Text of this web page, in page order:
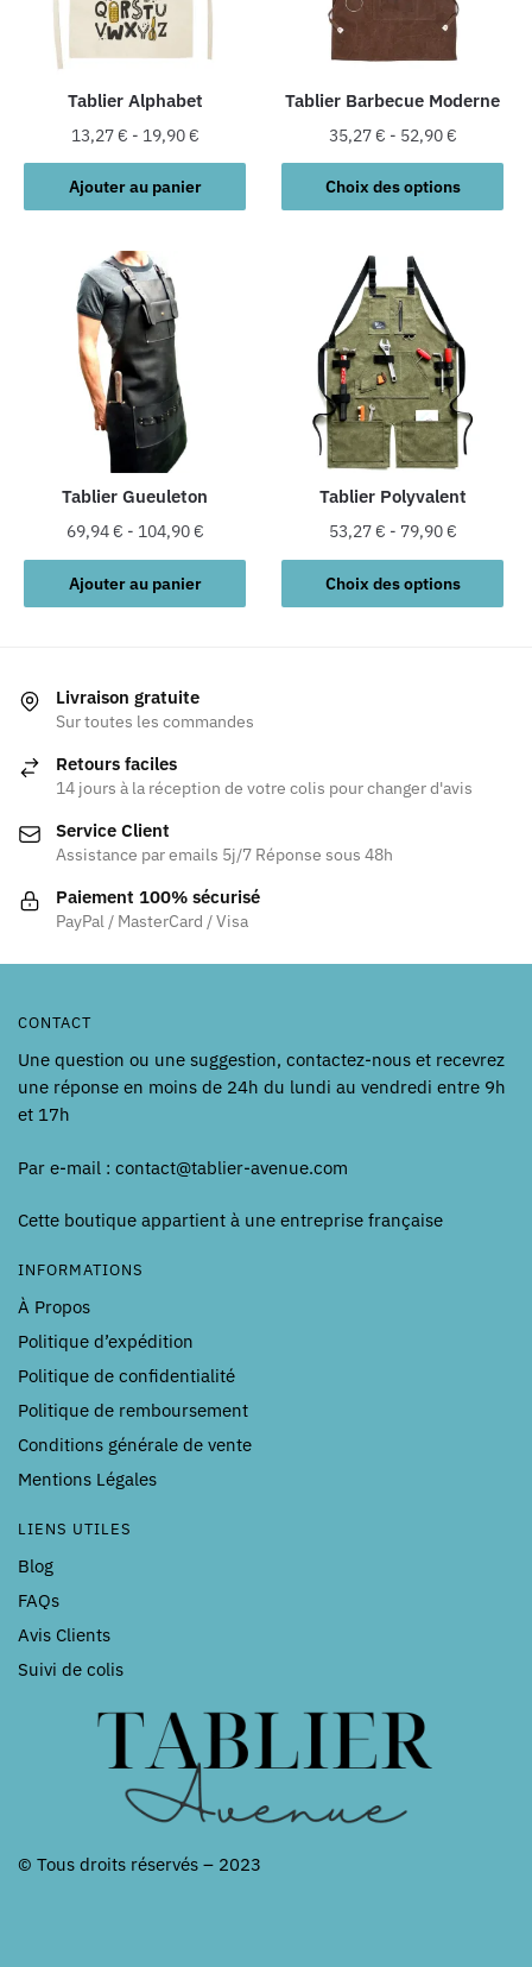
Tablier Alphabet
13,27€ - 19,90€
Ajouter au panier
Tablier Barbecue Moderne
35,27€ - 52,90€
Choix des options
Ce
produit
plusieurs
variations.
Les
options
peuvent
être
choisies
sur
la
page
produit
Tablier Gueuleton
69,94€ - 104,90€
Ajouter au panier
Tablier Polyvalent
53,27€ - 79,90€
Choix des options
Ce
produit
être
sur
Livraison gratuite
Sur toutes les commandes
Retours faciles
14 jours à la réception de votre colis pour changer d'avis
Service Client
Assistance par emails 5j/7 Réponse sous 48h
Paiement 100% sécurisé
PayPal / MasterCard / Visa
CONTACT
Une question ou une suggestion, contactez-nous et recevrez
une réponse en moins de 24h du lundi au vendredi entre 9h
et 17h
Par e-mail : contact@tablier-avenue.com
Cette boutique appartient à une entreprise française
INFORMATIONS
À Propos
Politique d’expédition
Politique de confidentialité
Politique de remboursement
Conditions générale de vente
Mentions Légales
LIENS UTILES
Blog
FAQs
Avis Clients
Suivi de colis
© Tous droits réservés – 2023